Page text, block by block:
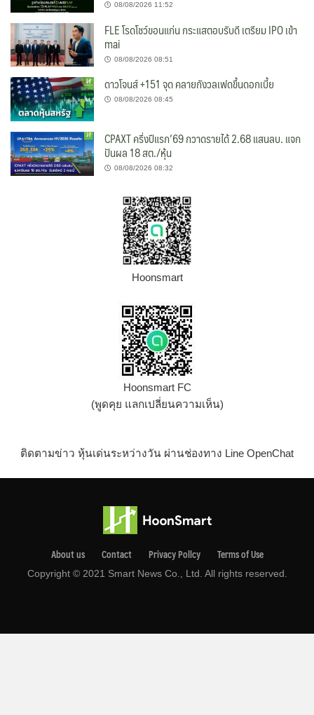
08/08/2026 11:52
FLE โรดโชว์ขอนแก่น กระแสตอบรับดี เตรียม IPO เข้า
mai
08/08/2026 08:51
ดาวโจนส์ +151 จุด คลายกังวลเฟดขึ้นดอกเบี้ย
08/08/2026 08:45
CPAXT ครึ่งปีแรก’69 กวาดรายได้ 2.68 แสนลบ. แจก
ปันผล 18 สต./หุ้น
08/08/2026 08:32
Hoonsmart
Hoonsmart FC
(พูดคุย แลกเปลี่ยนความเห็น)
ติดตามข่าว หุ้นเด่นระหว่างวัน ผ่านช่องทาง Line OpenChat
About us Contact Privacy Pollcy Terms of Use
Copyright © 2021 Smart News Co., Ltd. All rights reserved.